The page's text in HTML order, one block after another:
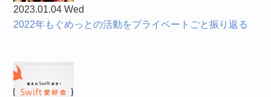
2023.01.04 Wed
2022年もぐめっとの活動をプライベートごと振り返る